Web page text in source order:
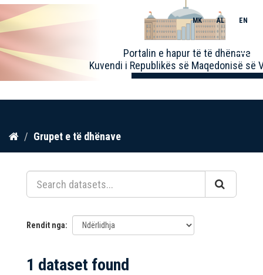
Kalo
përmbajtja
Portalin e hapur të të dhënave
Kuvendi i Republikës së Maqedonisë së
MK AL EN
Toggle
Grupet e të dhënave
Rendit nga
1 dataset found